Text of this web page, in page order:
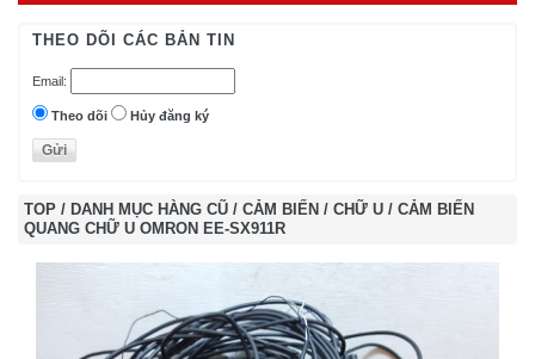
THEO DÕI CÁC BẢN TIN
Email:
Theo dõi Hủy đăng ký
TOP / DANH MỤC HÀNG CŨ / CẢM BIẾN / CHỮ U / CẢM BIẾN
QUANG CHỮ U OMRON EE-SX911R